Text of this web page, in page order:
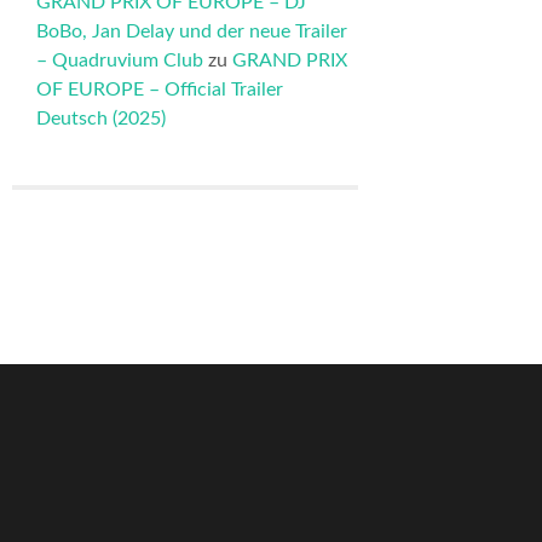
BoBo, Jan Delay und der neue Trailer
– Quadruvium Club zu GRAND PRIX
OF EUROPE – Official Trailer
Deutsch (2025)